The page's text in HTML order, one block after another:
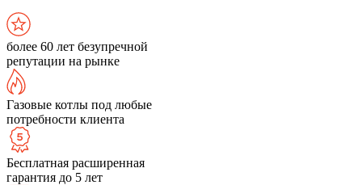
более 60 лет безупречной
репутации на рынке
Газовые котлы под любые
потребности клиента
Бесплатная расширенная
гарантия до 5 лет